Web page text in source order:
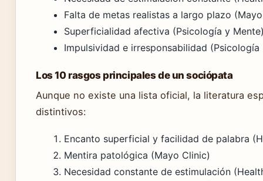
Falta de metas realistas a largo plazo
Superficialidad afectiva (Psicología y
Impulsividad e irresponsabilidad (Psicología
Los 10 rasgos principales de un sociópata
Aunque no existe una lista oficial, la literatura
distintivos:
Encanto superficial y facilidad de palabra
Mentira patológica (Mayo Clinic)
Necesidad constante de estimulación